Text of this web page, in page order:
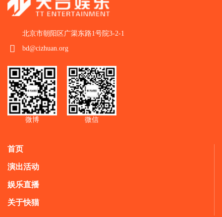
北京市朝阳区广渠东路1号院3-2-1
bd@cizhuan.org
微博 微信
首页
演出活动
娱乐直播
关于快猫